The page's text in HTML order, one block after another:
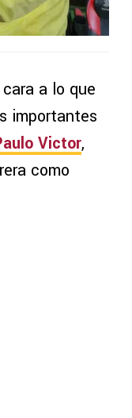
a lo que
importantes
Victor,
como